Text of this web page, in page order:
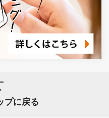
プに戻る